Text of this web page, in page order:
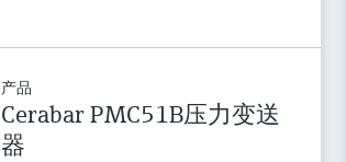
产品
Cerabar PMC51B压力变送
器